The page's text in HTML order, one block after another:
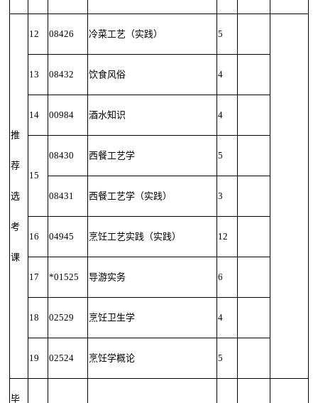
推
荐
选
考
课
12 08426 冷菜工艺（实践） 5
13 08432 饮食风俗 4
14 00984 酒水知识 4
15
08430 西餐工艺学 5
08431 西餐工艺学（实践） 3
16 04945 烹饪工艺实践（实践） 12
17 *01525 导游实务 6
18 02529 烹饪卫生学 4
19 02524 烹饪学概论 5
毕